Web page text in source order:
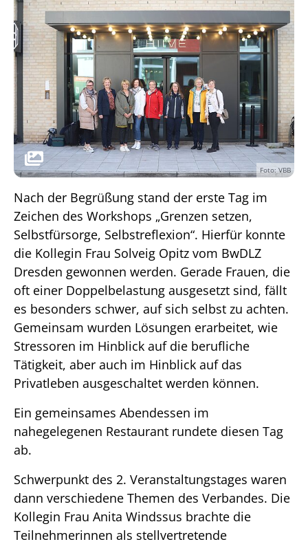
Foto: VBB
Nach der Begrüßung stand der erste Tag im
Zeichen des Workshops „Grenzen setzen,
Selbstfürsorge, Selbstreflexion“. Hierfür konnte
die Kollegin Frau Solveig Opitz vom BwDLZ
Dresden gewonnen werden. Gerade Frauen, die
oft einer Doppelbelastung ausgesetzt sind, fällt
es besonders schwer, auf sich selbst zu achten.
Gemeinsam wurden Lösungen erarbeitet, wie
Stressoren im Hinblick auf die berufliche
Tätigkeit, aber auch im Hinblick auf das
Privatleben ausgeschaltet werden können.
Ein gemeinsames Abendessen im
nahegelegenen Restaurant rundete diesen Tag
ab.
Schwerpunkt des 2. Veranstaltungstages waren
dann verschiedene Themen des Verbandes. Die
Kollegin Frau Anita Windssus brachte die
Teilnehmerinnen als stellvertretende